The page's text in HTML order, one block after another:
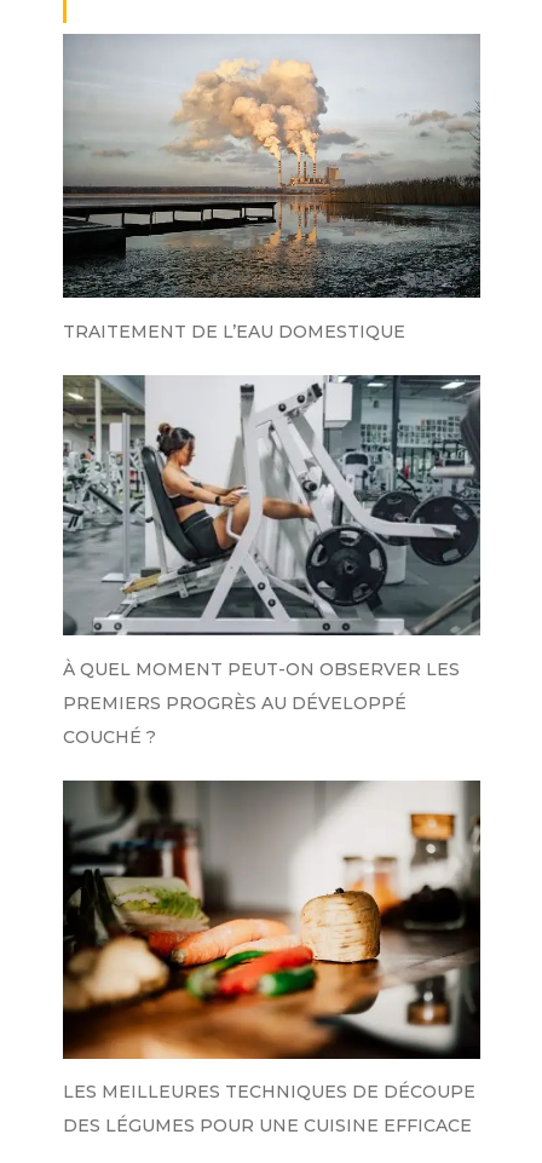
TRAITEMENT DE L’EAU DOMESTIQUE
À QUEL MOMENT PEUT-ON OBSERVER LES
PREMIERS PROGRÈS AU DÉVELOPPÉ
COUCHÉ ?
LES MEILLEURES TECHNIQUES DE DÉCOUPE
DES LÉGUMES POUR UNE CUISINE EFFICACE